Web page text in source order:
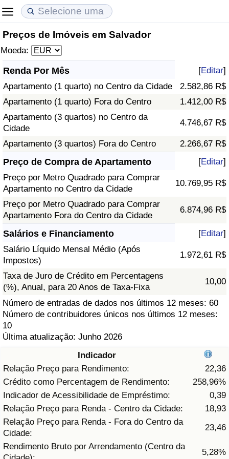
Preços de Imóveis em Salvador
Moeda:
Renda Por Mês [Editar]
Apartamento (1 quarto) no Centro da Cidade
2.582,86 R$
Apartamento (1 quarto) Fora do Centro
1.412,00 R$
Apartamento (3 quartos) no Centro da
Cidade
4.746,67 R$
Apartamento (3 quartos) Fora do Centro 2.266,67 R$
Preço de Compra de Apartamento [Editar]
Preço por Metro Quadrado para Comprar
Apartamento no Centro da Cidade
10.769,95 R$
Preço por Metro Quadrado para Comprar
Apartamento Fora do Centro da Cidade
6.874,96 R$
Salários e Financiamento [Editar]
Salário Líquido Mensal Médio (Após
Impostos)
1.972,61 R$
Taxa de Juro de Crédito em Percentagens
(%), Anual, para 20 Anos de Taxa-Fixa
10,00
Número de entradas de dados nos últimos 12 meses: 60
Número de contribuidores únicos nos últimos 12 meses:
10
Última atualização: Junho 2026
Indicador
Relação Preço para Rendimento:
22,36
Crédito como Percentagem de Rendimento:
258,96%
Indicador de Acessibilidade de Empréstimo:
0,39
Relação Preço para Renda - Centro da Cidade:
18,93
Relação Preço para Renda - Fora do Centro da
Cidade:
23,46
Rendimento Bruto por Arrendamento (Centro da
5,28%
Custo de Vida
Indicador de Custo de Vida (Atual)
Indicador de Custo de Vida
Indicador de Custo de Vida Por País
em Aqaba
Preços de Imóveis
Indicador de Preços de Imóveis (Atual)
Indicador de Preços de Imóveis
Indicador de Preços de Imóveis por País
Qualidade de Vida
Indicador de Qualidade de Vida
Indicador de Qualidade de Vida (Atual)
Índice de qualidade de vida por país
Crime
Taxa do Indicador de Crime (Atual)
Índice de criminalidade por país
Saúde
Indicador de Saúde (Atual)
Indicador de Saúde
Indicador de Saúde por País
Indicador de Poluição (Atual)
Índice de poluição
Indicador de Poluição por País
Trânsito